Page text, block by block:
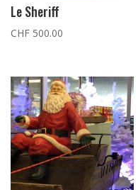
Le Sheriff
CHF500.00